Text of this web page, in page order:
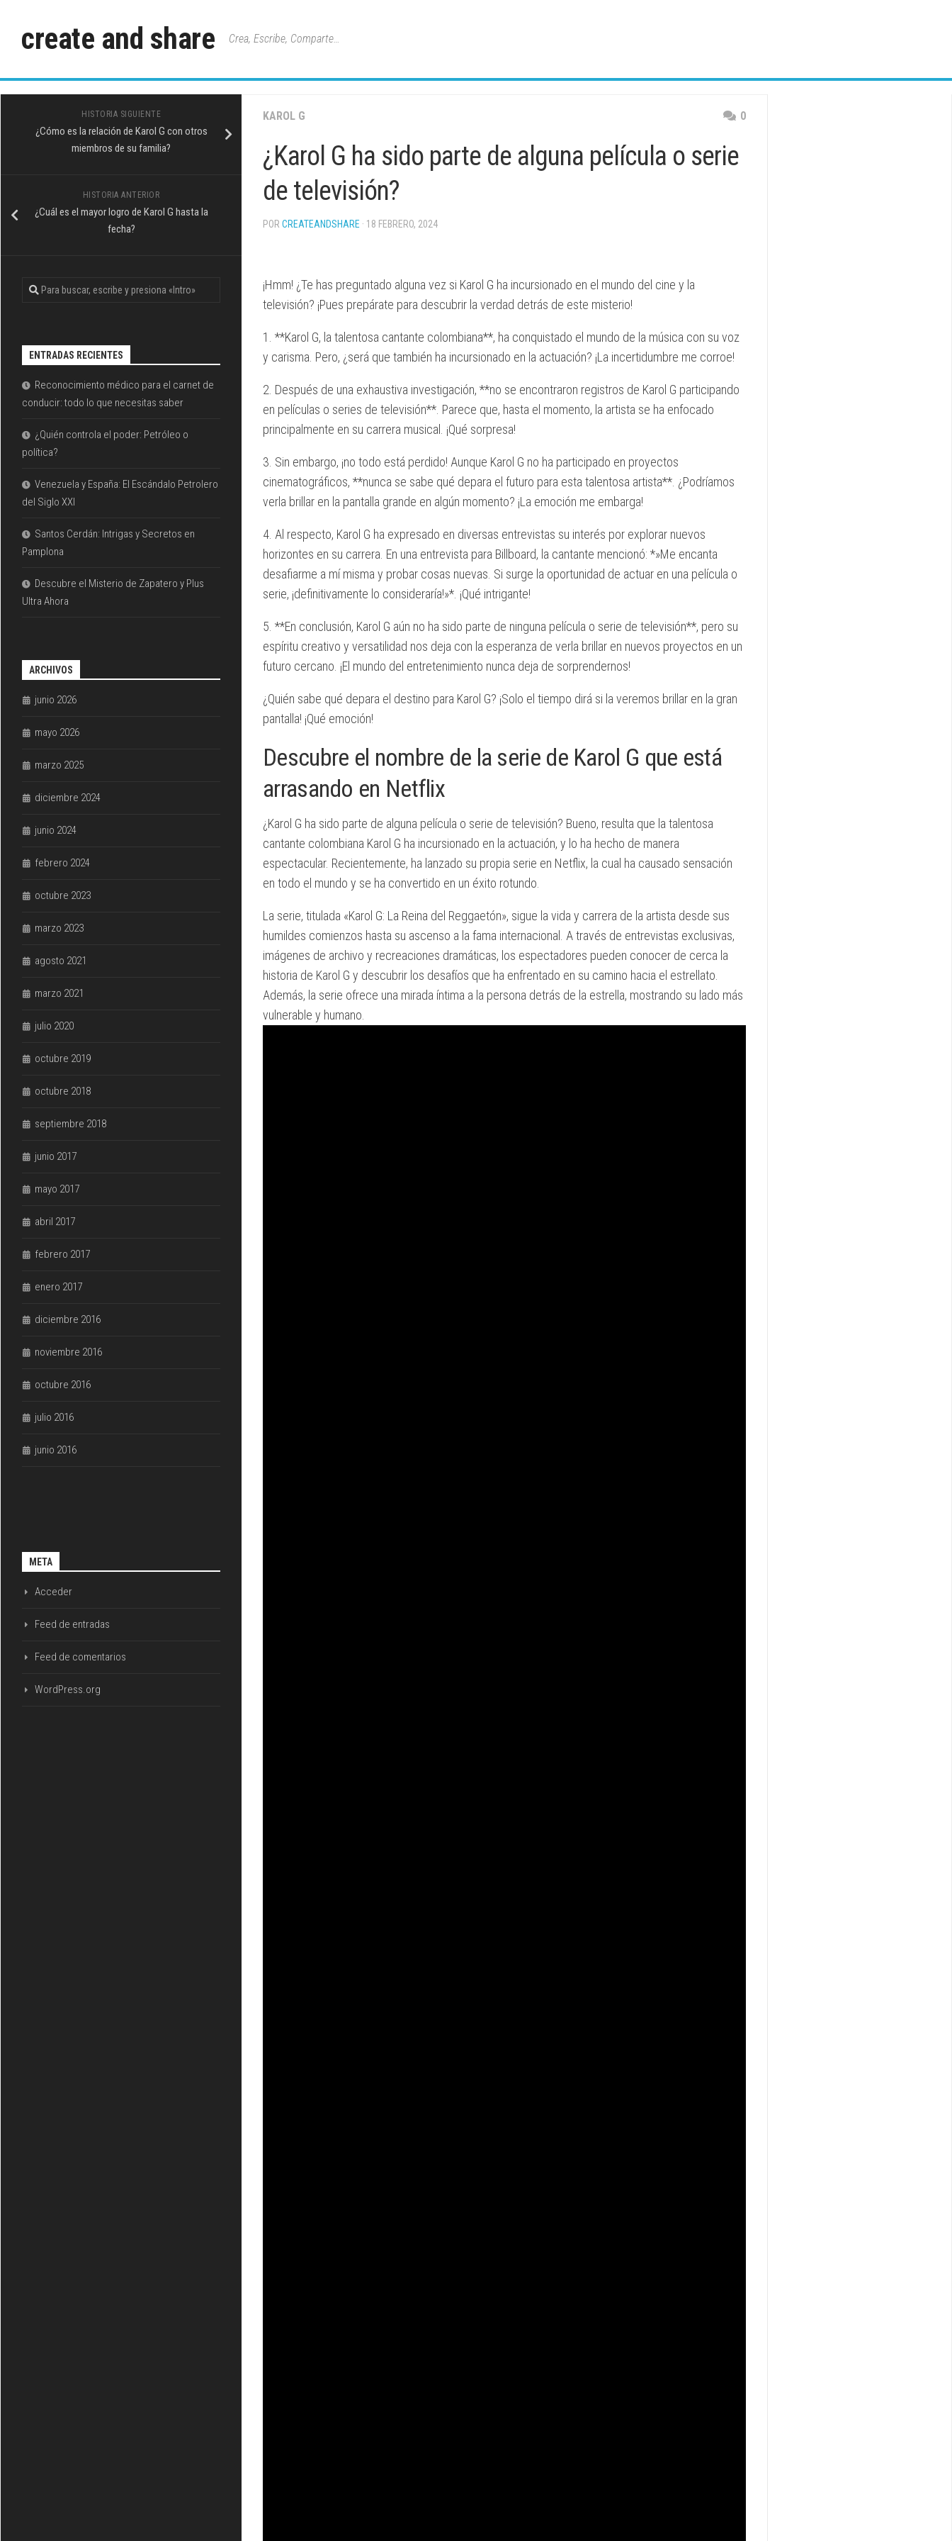
contenidocreate and share Crea, Escribe, Comparte…
KAROL G 0
¿Karol G ha sido parte de alguna película o serie
de televisión?
POR CREATEANDSHARE · 18 FEBRERO, 2024
¡Hmm! ¿Te has preguntado alguna vez si Karol G ha incursionado en el mundo del cine y la
televisión? ¡Pues prepárate para descubrir la verdad detrás de este misterio!
1. **Karol G, la talentosa cantante colombiana**, ha conquistado el mundo de la música con su voz
y carisma. Pero, ¿será que también ha incursionado en la actuación? ¡La incertidumbre me corroe!
2. Después de una exhaustiva investigación, **no se encontraron registros de Karol G participando
en películas o series de televisión**. Parece que, hasta el momento, la artista se ha enfocado
principalmente en su carrera musical. ¡Qué sorpresa!
3. Sin embargo, ¡no todo está perdido! Aunque Karol G no ha participado en proyectos
cinematográficos, **nunca se sabe qué depara el futuro para esta talentosa artista**. ¿Podríamos
verla brillar en la pantalla grande en algún momento? ¡La emoción me embarga!
4. Al respecto, Karol G ha expresado en diversas entrevistas su interés por explorar nuevos
horizontes en su carrera. En una entrevista para Billboard, la cantante mencionó: *»Me encanta
desafiarme a mí misma y probar cosas nuevas. Si surge la oportunidad de actuar en una película o
serie, ¡definitivamente lo consideraría!»*. ¡Qué intrigante!
5. **En conclusión, Karol G aún no ha sido parte de ninguna película o serie de televisión**, pero su
espíritu creativo y versatilidad nos deja con la esperanza de verla brillar en nuevos proyectos en un
futuro cercano. ¡El mundo del entretenimiento nunca deja de sorprendernos!
¿Quién sabe qué depara el destino para Karol G? ¡Solo el tiempo dirá si la veremos brillar en la gran
pantalla! ¡Qué emoción!
Descubre el nombre de la serie de Karol G que está
arrasando en Netflix
¿Karol G ha sido parte de alguna película o serie de televisión? Bueno, resulta que la talentosa
cantante colombiana Karol G ha incursionado en la actuación, y lo ha hecho de manera
espectacular. Recientemente, ha lanzado su propia serie en Netflix, la cual ha causado sensación
en todo el mundo y se ha convertido en un éxito rotundo.
La serie, titulada «Karol G: La Reina del Reggaetón», sigue la vida y carrera de la artista desde sus
humildes comienzos hasta su ascenso a la fama internacional. A través de entrevistas exclusivas,
imágenes de archivo y recreaciones dramáticas, los espectadores pueden conocer de cerca la
historia de Karol G y descubrir los desafíos que ha enfrentado en su camino hacia el estrellato.
Además, la serie ofrece una mirada íntima a la persona detrás de la estrella, mostrando su lado más
vulnerable y humano.
HISTORIA SIGUIENTE
¿Cómo es la relación de Karol G con otros
miembros de su familia?
HISTORIA ANTERIOR
¿Cuál es el mayor logro de Karol G hasta la
fecha?
ENTRADAS RECIENTES
Reconocimiento médico para el carnet de
conducir: todo lo que necesitas saber
¿Quién controla el poder: Petróleo o
política?
Venezuela y España: El Escándalo Petrolero
del Siglo XXI
Santos Cerdán: Intrigas y Secretos en
Pamplona
Descubre el Misterio de Zapatero y Plus
Ultra Ahora
ARCHIVOS
junio 2026
mayo 2026
marzo 2025
diciembre 2024
junio 2024
febrero 2024
octubre 2023
marzo 2023
agosto 2021
marzo 2021
julio 2020
octubre 2019
octubre 2018
septiembre 2018
junio 2017
mayo 2017
abril 2017
febrero 2017
enero 2017
diciembre 2016
noviembre 2016
octubre 2016
julio 2016
junio 2016
META
Acceder
Feed de entradas
Feed de comentarios
WordPress.org